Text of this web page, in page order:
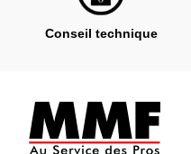
Conseil technique